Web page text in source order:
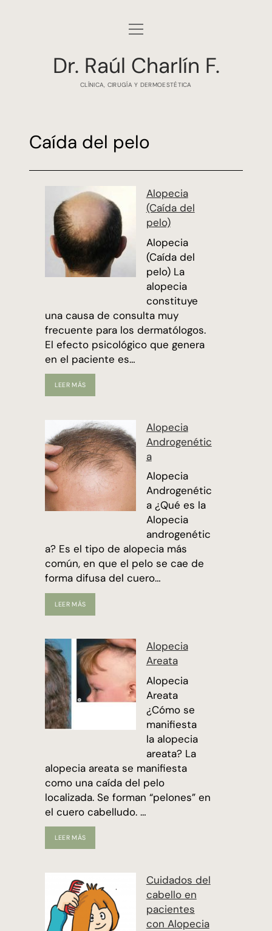
INICIO
AGENDAR HORA
LUGARES DE ATENCIÓN
CAÍDA DEL PELO
CONTACTO
abrir
Dr. Raúl Charlín F.
CLÍNICA, CIRUGÍA Y DERMOESTÉTICA
Caída del pelo
Alopecia
(Caída del
pelo)
Alopecia
(Caída del
pelo) La
alopecia
constituye
una causa de consulta muy
frecuente para los dermatólogos.
El efecto psicológico que genera
en el paciente es…
LEER MÁSALOPECIA
(CAÍDA
PELO)
Alopecia
Androgenétic
a
Alopecia
Androgenétic
a ¿Qué es la
Alopecia
androgenétic
a? Es el tipo de alopecia más
común, en que el pelo se cae de
forma difusa del cuero…
LEER MÁSALOPECIA
ANDROGENÉTICA
Alopecia
Areata
Alopecia
Areata
¿Cómo se
manifiesta
la alopecia
areata? La
alopecia areata se manifiesta
como una caída del pelo
localizada. Se forman “pelones” en
el cuero cabelludo. …
LEER MÁSALOPECIA
AREATA
Cuidados del
cabello en
pacientes
con Alopecia